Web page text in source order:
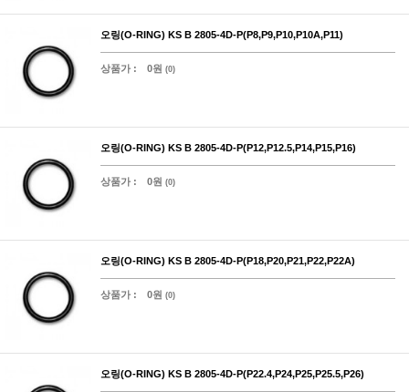
오링(O-RING) KS B 2805-4D-P(P8,P9,P10,P10A,P11)
상품가 : 0원 (0)
오링(O-RING) KS B 2805-4D-P(P12,P12.5,P14,P15,P16)
상품가 : 0원 (0)
오링(O-RING) KS B 2805-4D-P(P18,P20,P21,P22,P22A)
상품가 : 0원 (0)
오링(O-RING) KS B 2805-4D-P(P22.4,P24,P25,P25.5,P26)